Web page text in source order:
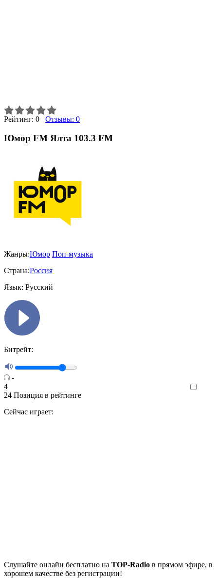
Рейтинг: 0 Отзывы: 0
Юмор FM Ялта 103.3 FM
Жанры:Юмор Поп-музыка
Страна:Россия
Язык: Русский
Битрейт:
-
4
24 Позиция в рейтинге
Сейчас играет:
Cлушайте онлайн бесплатно на TOP-Radio в прямом эфире, в
хорошем качестве без регистрации!